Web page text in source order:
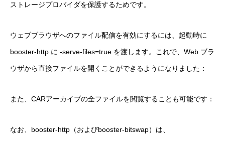
ストレージプロバイダを保護するためです。
ウェブブラウザへのファイル配信を有効にするには、起動時に
booster-http に -serve-files=true を渡します。これで、Web ブラ
ウザから直接ファイルを開くことができるようになりました：
また、CARアーカイブの全ファイルを閲覧することも可能です：
なお、booster-http（およびbooster-bitswap）は、